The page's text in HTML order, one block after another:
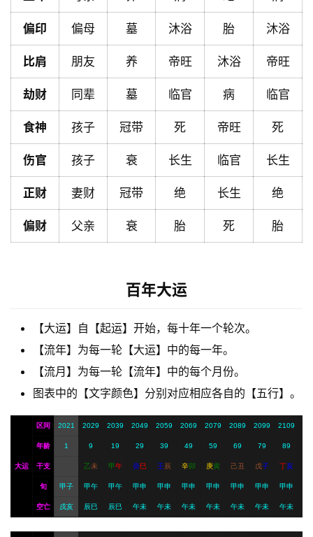
页
黄
历
卜
理
A
务
员
登录 注册
偏印 偏母 墓 沐浴 胎 沐浴
比肩 朋友 养 帝旺 沐浴 帝旺
劫财 同辈 墓 临官 病 临官
食神 孩子 冠带 死 帝旺 死
伤官 孩子 衰 长生 临官 长生
正财 妻财 冠带 绝 长生 绝
偏财 父亲 衰 胎 死 胎
百年大运
【大运】自【起运】开始，每十年一个轮次。
【流年】为每一轮【大运】中的每一年。
【流月】为每一轮【流年】中的每个月份。
图表中的【文字颜色】分别对应相应各自的【五行】。
大运
区间 2021 2029 2039 2049 2059 2069 2079 2089 2099 2109
年龄 1 9 19 29 39 49 59 69 79 89
干支 乙未 甲午 癸巳 壬辰 辛卯 庚寅 己丑 戊子 丁亥
旬 甲子 甲午 甲午 甲申 甲申 甲申 甲申 甲申 甲申 甲申
空亡 戌亥 辰巳 辰巳 午未 午未 午未 午未 午未 午未 午未